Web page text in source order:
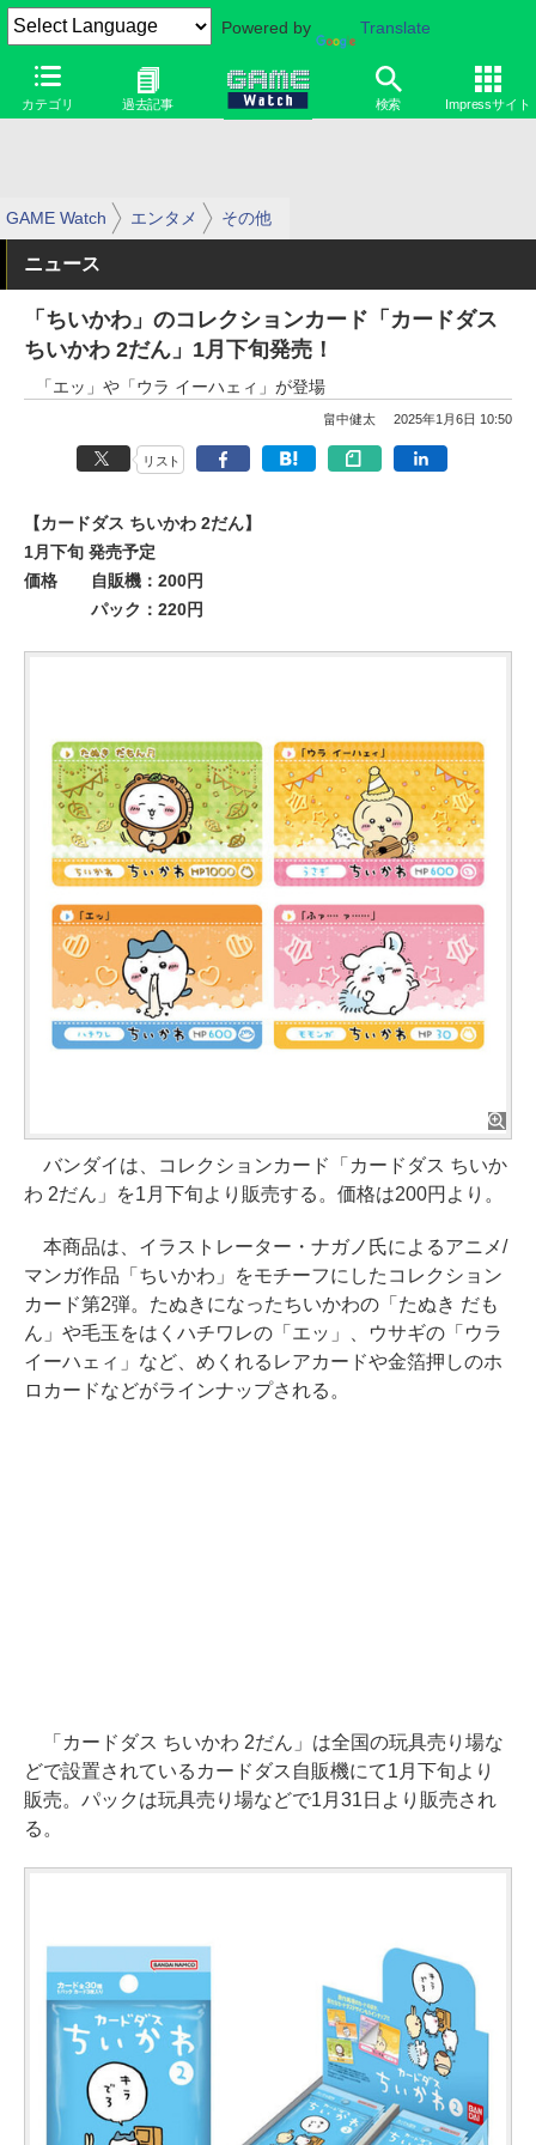
Powered by Translate
カテゴリ 過去記事 検索 Impressサイト
GAME Watch エンタメ その他
ニュース
「ちいかわ」のコレクションカード「カードダス
ちいかわ 2だん」1月下旬発売！
「エッ」や「ウラ イーハェィ」が登場
畠中健太 2025年1月6日 10:50
リスト
【カードダス ちいかわ 2だん】
1月下旬 発売予定
価格 自販機：200円
パック：220円
バンダイは、コレクションカード「カードダス ちいか
わ 2だん」を1月下旬より販売する。価格は200円より。
本商品は、イラストレーター・ナガノ氏によるアニメ/
マンガ作品「ちいかわ」をモチーフにしたコレクション
カード第2弾。たぬきになったちいかわの「たぬき だも
ん」や毛玉をはくハチワレの「エッ」、ウサギの「ウラ
イーハェィ」など、めくれるレアカードや金箔押しのホ
ロカードなどがラインナップされる。
「カードダス ちいかわ 2だん」は全国の玩具売り場な
どで設置されているカードダス自販機にて1月下旬より
販売。パックは玩具売り場などで1月31日より販売され
る。